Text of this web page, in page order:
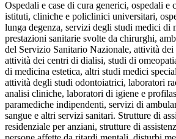
Ospedali e case di cura generici, ospedali e
istituti, cliniche e policlinici universitari,
lunga degenza, servizi degli studi medici di
prestazioni sanitarie svolte da chirurghi,
del Servizio Sanitario Nazionale, attività
attività dei centri di dialisi, studi di
di medicina estetica, altri studi medici
attività degli studi odontoiatrici, laboratori
analisi cliniche, laboratori di igiene e
paramediche indipendenti, servizi di
sangue e altri servizi sanitari. Strutture di
residenziale per anziani, strutture di